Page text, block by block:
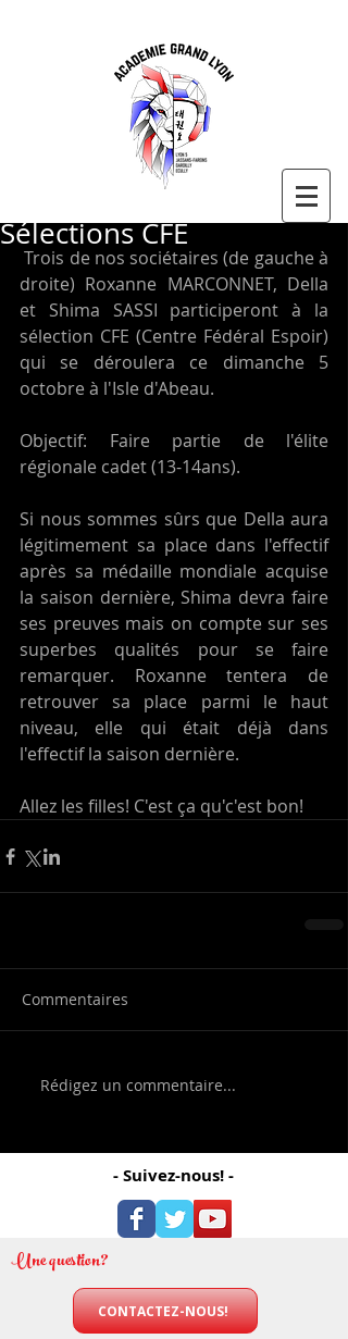
Sélections CFE
Trois de nos sociétaires (de gauche à
droite) Roxanne MARCONNET, Della
et Shima SASSI participeront à la
sélection CFE (Centre Fédéral Espoir)
qui se déroulera ce dimanche 5
octobre à l'Isle d'Abeau.
Objectif: Faire partie de l'élite
régionale cadet (13-14ans).
Si nous sommes sûrs que Della aura
légitimement sa place dans l'effectif
après sa médaille mondiale acquise
la saison dernière, Shima devra faire
ses preuves mais on compte sur ses
superbes qualités pour se faire
remarquer. Roxanne tentera de
retrouver sa place parmi le haut
niveau, elle qui était déjà dans
l'effectif la saison dernière.
Allez les filles! C'est ça qu'c'est bon!
Commentaires
Rédigez un commentaire...
- Suivez-nous! -
Une question?
CONTACTEZ-NOUS!